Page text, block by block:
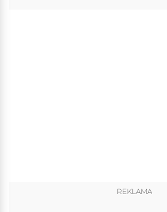
REKLAMA